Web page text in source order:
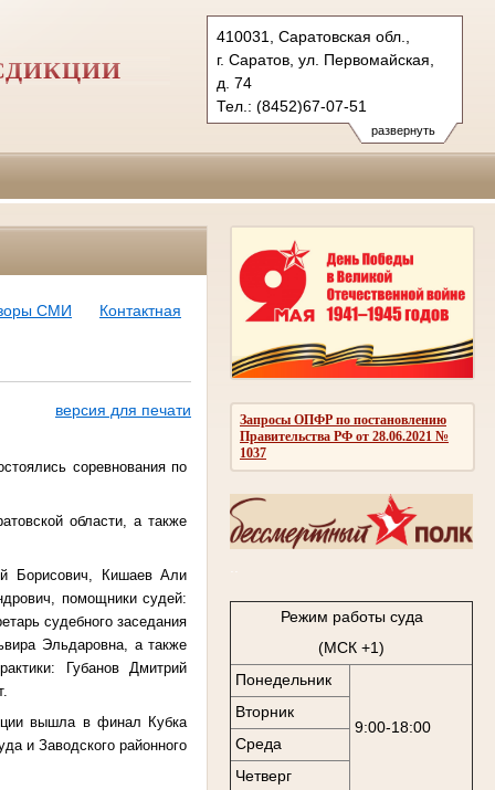
развернуть
410031, Саратовская обл.,
г. Саратов, ул. Первомайская,
д. 74
Тел.: (8452)67-07-51
(8452)98-28-84
(8452)98-33-51
Запросы ОПФР по постановлению
Правительства РФ от 28.06.2021 №
1037
Режим работы суда
(МСК +1)
Понедельник
9:00-18:00
Вторник
Среда
Четверг
СМИ
Контактная
версия для печати
соревнования по
области, а также
Борисович, Кишаев Али
помощники судей:
судебного заседания
Эльдаровна, а также
Губанов Дмитрий
вышла в финал Кубка
и Заводского районного